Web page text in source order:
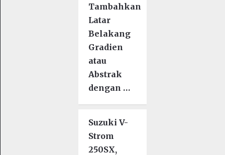
Tambahkan
Latar
Belakang
Gradien
atau
Abstrak
dengan …
Suzuki V-
Strom
250SX,